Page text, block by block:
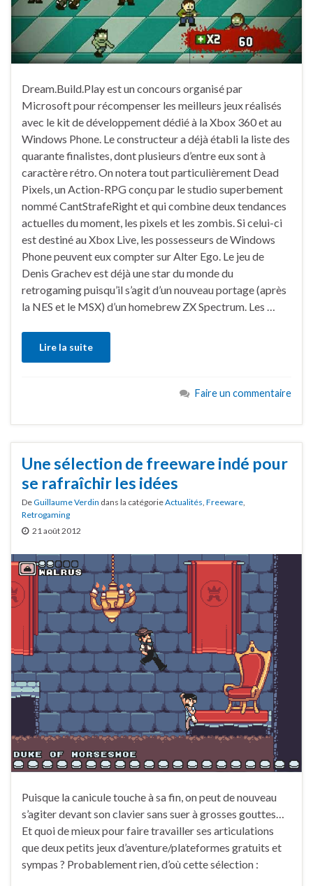
Dream.Build.Play est un concours organisé par
Microsoft pour récompenser les meilleurs jeux réalisés
avec le kit de développement dédié à la Xbox 360 et au
Windows Phone. Le constructeur a déjà établi la liste des
quarante finalistes, dont plusieurs d’entre eux sont à
caractère rétro. On notera tout particulièrement Dead
Pixels, un Action-RPG conçu par le studio superbement
nommé CantStrafeRight et qui combine deux tendances
actuelles du moment, les pixels et les zombis. Si celui-ci
est destiné au Xbox Live, les possesseurs de Windows
Phone peuvent eux compter sur Alter Ego. Le jeu de
Denis Grachev est déjà une star du monde du
retrogaming puisqu’il s’agit d’un nouveau portage (après
la NES et le MSX) d’un homebrew ZX Spectrum. Les …
Lire la suite
Faire un commentaire
Une sélection de freeware indé pour
se rafraîchir les idées
DeGuillaume Verdin dans la catégorieActualités, Freeware,
Retrogaming
21 août 2012
Puisque la canicule touche à sa fin, on peut de nouveau
s’agiter devant son clavier sans suer à grosses gouttes…
Et quoi de mieux pour faire travailler ses articulations
que deux petits jeux d’aventure/plateformes gratuits et
sympas ? Probablement rien, d’où cette sélection :